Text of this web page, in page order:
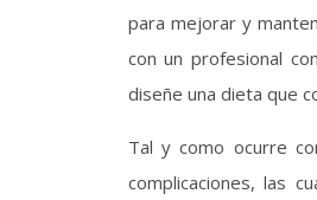
para mejorar y
con un profesional
diseñe una dieta que
Tal y como ocurre
complicaciones, las